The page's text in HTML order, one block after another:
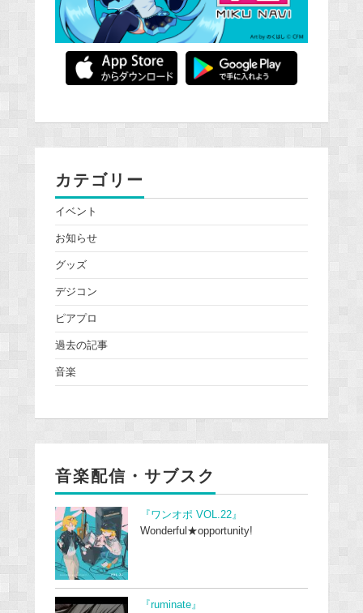
カテゴリー
イベント
お知らせ
グッズ
デジコン
ピアプロ
過去の記事
音楽
音楽配信・サブスク
『ワンオポ VOL.22』
Wonderful★opportunity!
『ruminate』